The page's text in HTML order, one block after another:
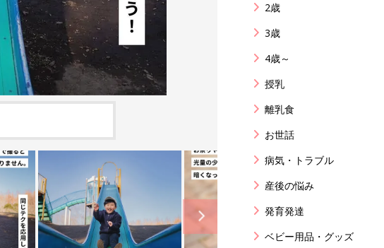
2歳
3歳
4歳～
授乳
離乳食
お世話
病気・トラブル
産後の悩み
発育発達
ベビー用品・グッズ